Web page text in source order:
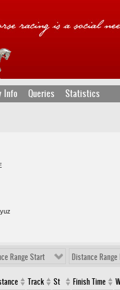
Info Queries Statistics
Range Start Distance Range
Track St Finish Time